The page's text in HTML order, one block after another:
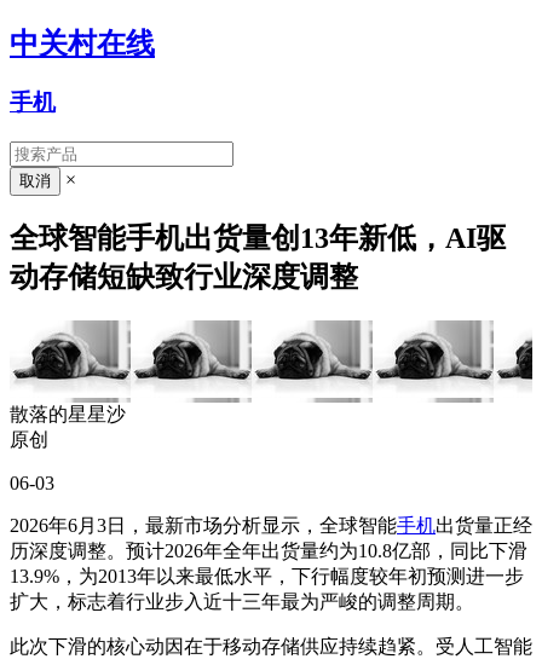
中关村在线
手机
×
全球智能手机出货量创13年新低，AI驱
动存储短缺致行业深度调整
散落的星星沙
原创
06-03
2026年6月3日，最新市场分析显示，全球智能手机出货量正经
历深度调整。预计2026年全年出货量约为10.8亿部，同比下滑
13.9%，为2013年以来最低水平，下行幅度较年初预测进一步
扩大，标志着行业步入近十三年最为严峻的调整周期。
此次下滑的核心动因在于移动存储供应持续趋紧。受人工智能